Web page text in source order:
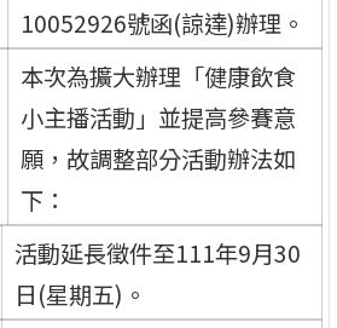
10052926號函(諒達)辦理。
本次為擴大辦理「健康飲食
小主播活動」並提高參賽意
願，故調整部分活動辦法如
下：
活動延長徵件至111年9月30
日(星期五)。